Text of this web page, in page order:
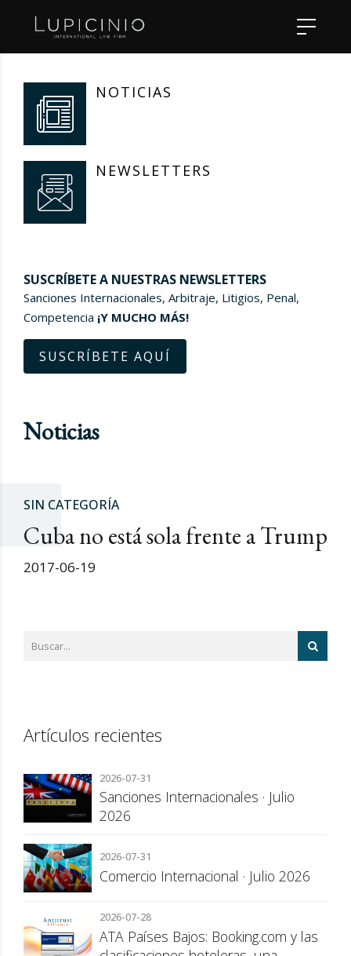
NOTICIAS
NEWSLETTERS
SUSCRÍBETE A NUESTRAS NEWSLETTERS
Sanciones Internacionales, Arbitraje, Litigios, Penal,
Competencia ¡Y MUCHO MÁS!
SUSCRÍBETE AQUÍ
Noticias
SIN CATEGORÍA
Cuba no está sola frente a Trump
2017-06-19
Artículos recientes
2026-07-31
Sanciones Internacionales · Julio
2026
2026-07-31
Comercio Internacional · Julio 2026
2026-07-28
ATA Países Bajos: Booking.com y las